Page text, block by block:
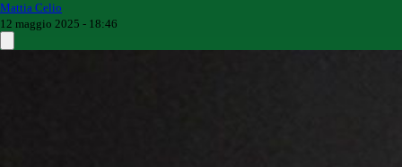
Mattia Celio
12 maggio 2025 - 18:46